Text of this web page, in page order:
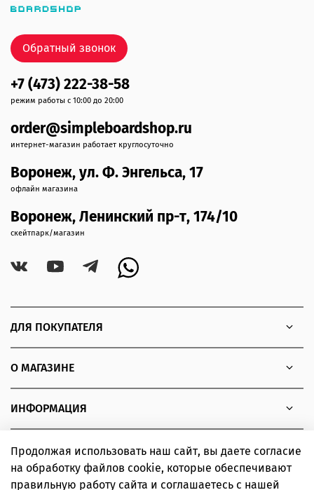
ДЛЯ ПОКУПАТЕЛЯ
О МАГАЗИНЕ
ИНФОРМАЦИЯ
+7 (473) 222-38-58
режим работы с 10:00 до 20:00
order@simpleboardshop.ru
интернет-магазин работает круглосуточно
Воронеж, ул. Ф. Энгельса, 17
офлайн магазина
Воронеж, Ленинский пр-т, 174/10
скейтпарк/магазин
Обратный звонок
Copyright © 2010 - 2026 Интернет-магазин товаров для
Продолжая использовать наш сайт, вы даете согласие
на обработку файлов cookie, которые обеспечивают
правильную работу сайта и соглашаетесь с нашей